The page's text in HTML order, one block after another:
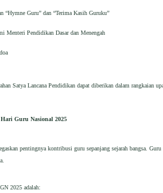
“Hymne Guru” dan “Terima Kasih Guruku”
Menteri Pendidikan Dasar dan Menengah
Satya Lancana Pendidikan dapat diberikan dalam rangkaian
Guru Nasional 2025
pentingnya kontribusi guru sepanjang sejarah bangsa.
2025 adalah: